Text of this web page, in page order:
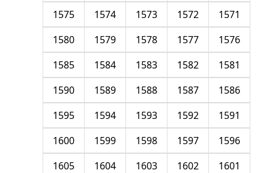
1571
1572
1573
1574
1575
1576
1577
1578
1579
1580
1581
1582
1583
1584
1585
1586
1587
1588
1589
1590
1591
1592
1593
1594
1595
1596
1597
1598
1599
1600
1601
1602
1603
1604
1605